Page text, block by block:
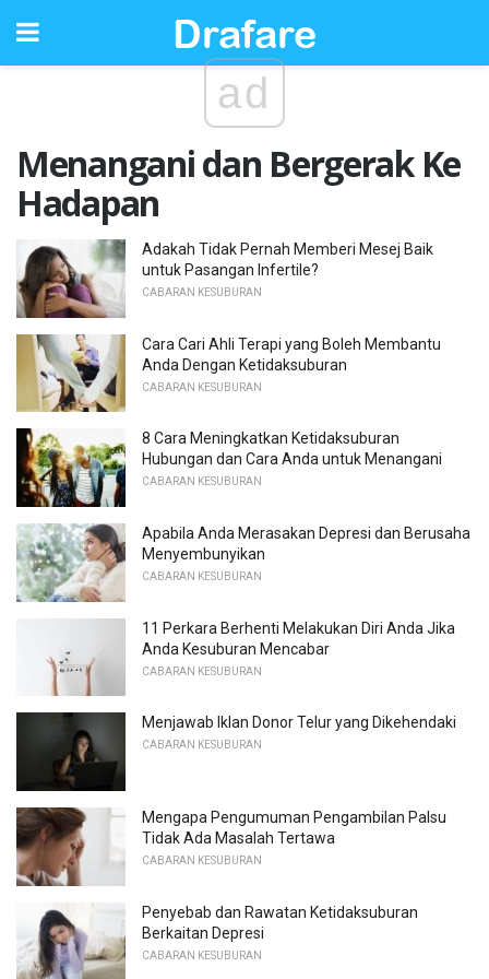
ad
Menangani dan Bergerak Ke
Hadapan
Adakah Tidak Pernah Memberi Mesej Baik
untuk Pasangan Infertile?
CABARAN KESUBURAN
Cara Cari Ahli Terapi yang Boleh Membantu
Anda Dengan Ketidaksuburan
CABARAN KESUBURAN
8 Cara Meningkatkan Ketidaksuburan
Hubungan dan Cara Anda untuk Menangani
CABARAN KESUBURAN
Apabila Anda Merasakan Depresi dan Berusaha
Menyembunyikan
CABARAN KESUBURAN
11 Perkara Berhenti Melakukan Diri Anda Jika
Anda Kesuburan Mencabar
CABARAN KESUBURAN
Menjawab Iklan Donor Telur yang Dikehendaki
CABARAN KESUBURAN
Mengapa Pengumuman Pengambilan Palsu
Tidak Ada Masalah Tertawa
CABARAN KESUBURAN
Penyebab dan Rawatan Ketidaksuburan
Berkaitan Depresi
CABARAN KESUBURAN